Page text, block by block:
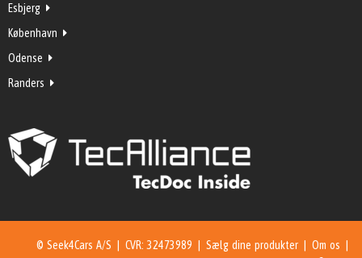
Esbjerg
København
Odense
Randers
© Seek4Cars A/S | CVR: 32473989 | Sælg dine produkter | Om os |